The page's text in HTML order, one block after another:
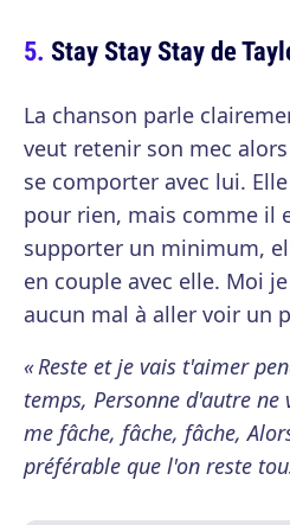
Stay Stay Stay de
La chanson parle
veut retenir son mec
se comporter avec lui.
pour rien, mais comme il
supporter un minimum,
en couple avec elle. Moi
aucun mal à aller voir un
« Reste et je vais t'aimer
temps, Personne d'autre
me fâche, fâche, fâche,
préférable que l'on reste